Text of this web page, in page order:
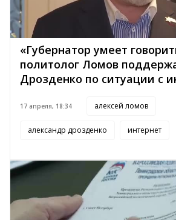
«Губернатор умеет
политолог Ломов
Дрозденко по ситуации с
17 апреля, 18:34 алексей ломов
александр дрозденко интернет